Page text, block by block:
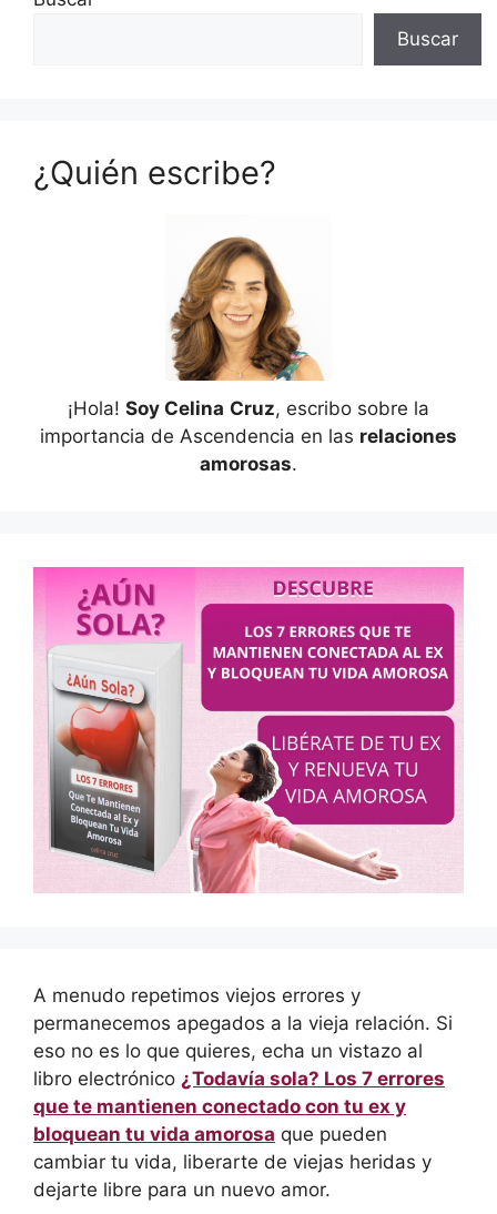
Buscar
¿Quién escribe?
¡Hola! Soy Celina Cruz, escribo sobre la
importancia de Ascendencia en las relaciones
amorosas.
A menudo repetimos viejos errores y
permanecemos apegados a la vieja relación. Si
eso no es lo que quieres, echa un vistazo al
libro electrónico ¿Todavía sola? Los 7 errores
que te mantienen conectado con tu ex y
bloquean tu vida amorosa que pueden
cambiar tu vida, liberarte de viejas heridas y
dejarte libre para un nuevo amor.